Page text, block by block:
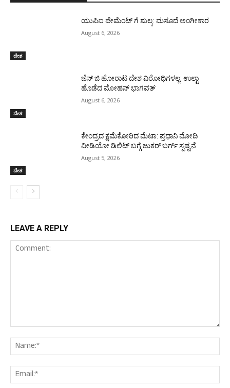
ದೇಶ
ಯುಪಿಐ ಪೇಮೆಂಟ್ ಗೆ ಶುಲ್ಕ: ಮಸೂದೆ ಅಂಗೀಕಾರ
August 6, 2026
ದೇಶ
ಜೆನ್ ಜಿ ಹೋರಾಟ ದೇಶ ವಿರೋಧಿಗಳಲ್ಲ: ಉಲ್ಟಾ
ಹೊಡೆದ ಮೋಹನ್ ಭಾಗವತ್
August 6, 2026
ದೇಶ
ಕೇಂದ್ರದ ಕ್ಷಮೆಕೋರಿದ ಮೆಟಾ: ಪ್ರಧಾನಿ ಮೋದಿ
ವೀಡಿಯೋ ಡಿಲಿಟ್ ಬಗ್ಗೆ ಜುಕರ್ ಬರ್ಗ್ ಸ್ಪಷ್ಟನೆ
August 5, 2026
LEAVE A REPLY